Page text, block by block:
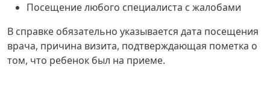
Посещение любого специалиста с жалобами
В справке обязательно указывается дата посещения
врача, причина визита, подтверждающая пометка о
том, что ребенок был на приеме.